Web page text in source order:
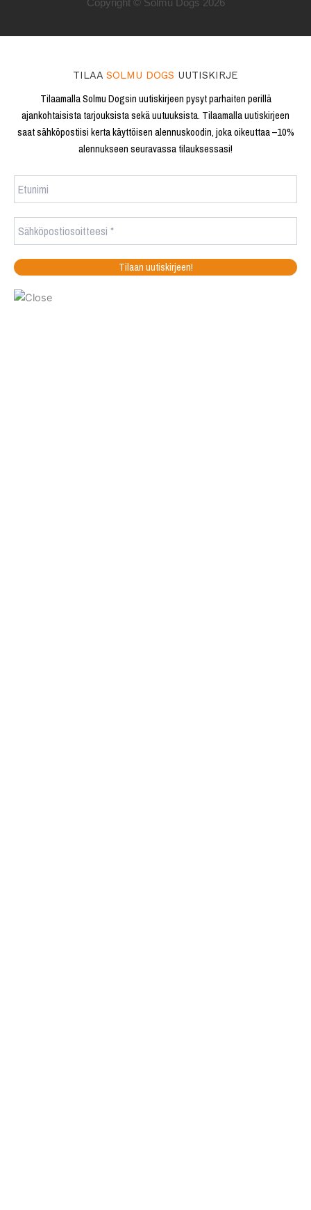
Copyright © Solmu Dogs 2026
TILAA SOLMU DOGS UUTISKIRJE
Tilaamalla Solmu Dogsin uutiskirjeen pysyt parhaiten perillä
ajankohtaisista tarjouksista sekä uutuuksista. Tilaamalla uutiskirjeen
saat sähköpostiisi kerta käyttöisen alennuskoodin, joka oikeuttaa –10%
alennukseen seuravassa tilauksessasi!